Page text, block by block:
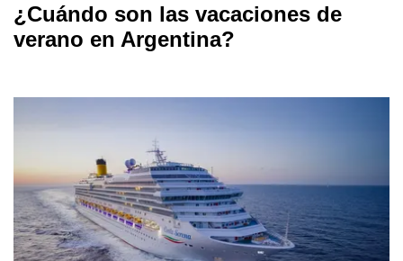
¿Cuándo son las vacaciones de
verano en Argentina?